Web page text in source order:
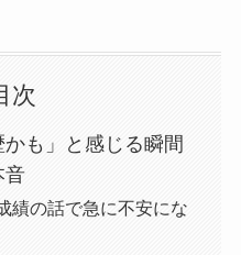
次
も」と感じる瞬間
音
績の話で急に不安にな